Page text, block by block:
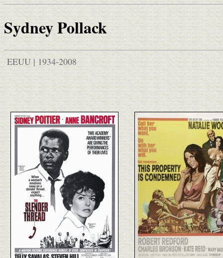
Sydney Pollack
EEUU | 1934-2008